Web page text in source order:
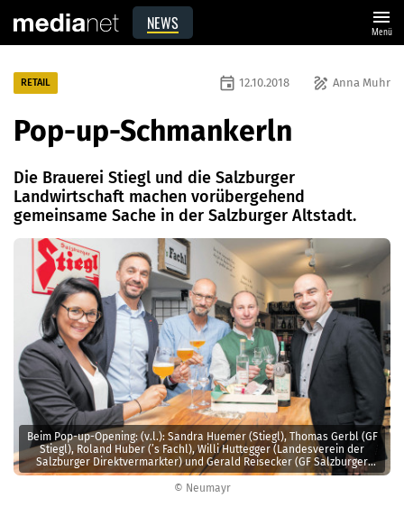
NEWS menu
Menü
© Neumayr
Beim Pop-up-Opening: (v.l.): Sandra Huemer (Stiegl), Thomas Gerbl (GF
Stiegl), Roland Huber (’s Fachl), Willi Huttegger (Landesverein der
Salzburger Direktvermarkter) und Gerald Reisecker (GF Salzburger
Agrar Marketing).
RETAIL draw Anna Muhr
event 12.10.2018
Pop-up-Schmankerln
Die Brauerei Stiegl und die Salzburger
Landwirtschaft machen vorübergehend
gemeinsame Sache in der Salzburger Altstadt.